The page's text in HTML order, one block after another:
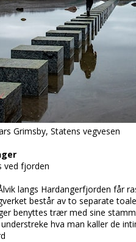
Grimsby, Statens vegvesen
ved fjorden
langs Hardangerfjorden får
består av to separate
benyttes trær med sine
hva man kaller de